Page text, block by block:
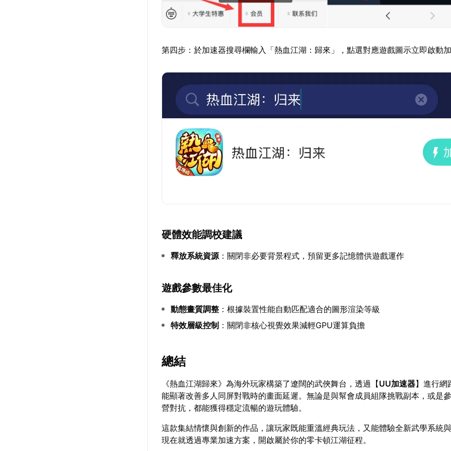
第四步：於加速器搜尋欄輸入「熱血江湖：歸來」，點選對應遊戲圖示立即啟動
硬體效能調校建議
釋放系統資源 ：關閉非必要背景程式，預留更多記憶體供遊戲運作
遊戲參數最佳化
動態畫質調整 ：根據裝置性能自動匹配適合的圖形渲染等級
特效層級控制 ：關閉非核心視覺效果減輕GPU運算負擔
總結
《熱血江湖歸來》為海外玩家構築了遼闊的武俠舞台，透過【UU加速器】進行網
能顯著改善多人同屏對戰時的畫面延遲。無論是與幫會成員組隊挑戰副本，或是
營對抗，都能獲得穩定流暢的遊玩體驗。
這款集結情懷與創新的作品，讓玩家既能重溫經典玩法，又能體驗全新武學系統
現在就透過專業加速方案，開啟屬於你的零卡頓江湖征程。